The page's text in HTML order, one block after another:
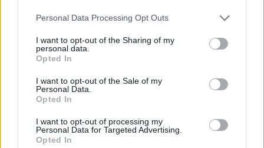
Please note that this website/app uses one or more Google
not limited to your visit or usage behaviour. You may click to
grant or deny consent to Google and its third-party tags to
use your data for below specified purposes in below Google
consent section.
Personal Data Processing Opt Outs
I want to opt-out of the Sharing of my
personal data.
Opted In
I want to opt-out of the Sale of my
Personal Data.
Opted In
I want to opt-out of processing my
Personal Data for Targeted Advertising.
Opted In
Ίση με 6 βόμβες Χιροσίμα η ενέργεια που
απελευθερώθηκε από τη mega fire σε
βράδια το 55% της έκτασης
Μαριζέτα Αντωνοπούλου στο newsit.gr: Οι
της ιστορίας
Η FIFA απάντησε στις καταγγελίες για την
αναληθείς και δυσφημιστικοί οι ισχυρισμοί»
Η Άννα Βίσση ξετρελάθηκε με μπάντα που